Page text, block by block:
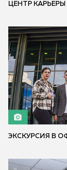
ЦЕНТР
ЭКСКУРСИЯ В